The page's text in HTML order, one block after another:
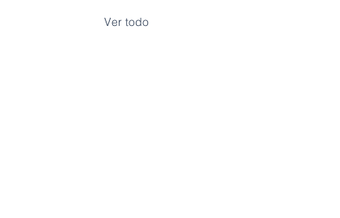
Ver todo